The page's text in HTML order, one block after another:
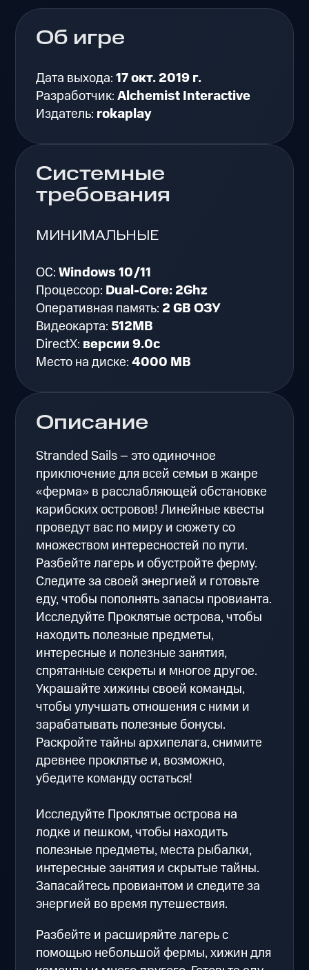
Описание
Stranded Sails – это одиночное
приключение для всей семьи в жанре
«ферма» в расслабляющей обстановке
карибских островов! Линейные квесты
проведут вас по миру и сюжету со
множеством интересностей по пути.
Разбейте лагерь и обустройте ферму.
Следите за своей энергией и готовьте
еду, чтобы пополнять запасы провианта.
Исследуйте Проклятые острова, чтобы
находить полезные предметы,
интересные и полезные занятия,
спрятанные секреты и многое другое.
Украшайте хижины своей команды,
чтобы улучшать отношения с ними и
зарабатывать полезные бонусы.
Раскройте тайны архипелага, снимите
древнее проклятье и, возможно,
убедите команду остаться!
Исследуйте Проклятые острова на
лодке и пешком, чтобы находить
полезные предметы, места рыбалки,
интересные занятия и скрытые тайны.
Запасайтесь провиантом и следите за
энергией во время путешествия.
Разбейте и расширяйте лагерь с
помощью небольшой фермы, хижин для
Об игре
Дата выхода:17 окт. 2019 г.
Разработчик:Alchemist Interactive
Издатель: rokaplay
Системные
требования
МИНИМАЛЬНЫЕ
ОС:Windows 10/11
Процессор: Dual-Core: 2Ghz
Оперативная память: 2 GB ОЗУ
Видеокарта:512MB
DirectX: версии 9.0c
Место на диске:4000 MB